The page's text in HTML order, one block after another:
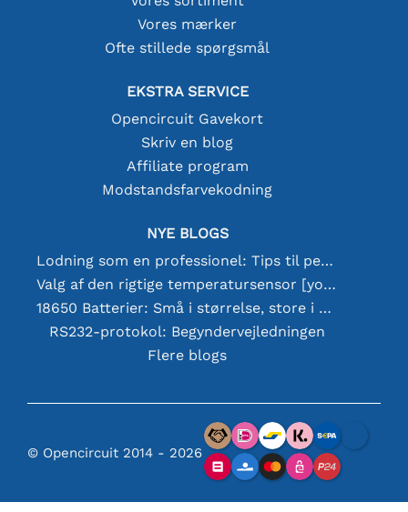
Vores mærker
Ofte stillede spørgsmål
EKSTRA SERVICE
Opencircuit Gavekort
Skriv en blog
Affiliate program
Modstandsfarvekodning
NYE BLOGS
Lodning som en professionel: Tips til perfekte elektroniske forbindelser
Valg af den rigtige temperatursensor [youtube]
18650 Batterier: Små i størrelse, store i ydeevne
RS232-protokol: Begyndervejledningen
Flere blogs
© Opencircuit 2014 - 2026